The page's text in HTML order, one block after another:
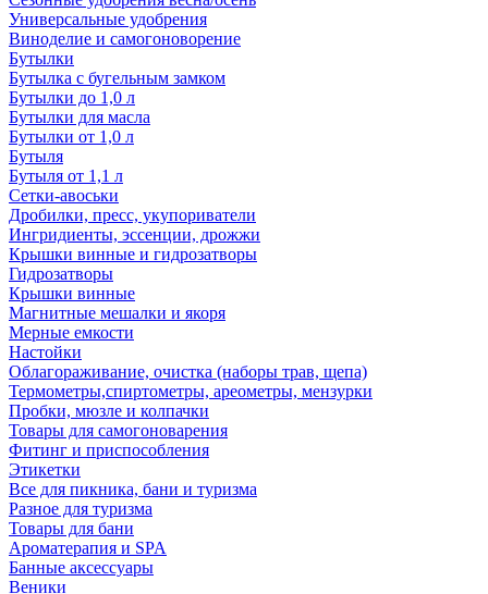
Универсальные удобрения
Виноделие и самогоноворение
Бутылки
Бутылка с бугельным замком
Бутылки до 1,0 л
Бутылки для масла
Бутылки от 1,0 л
Бутыля
Бутыля от 1,1 л
Сетки-авоськи
Дробилки, пресс, укупориватели
Ингридиенты, эссенции, дрожжи
Крышки винные и гидрозатворы
Гидрозатворы
Крышки винные
Магнитные мешалки и якоря
Мерные емкости
Настойки
Облагораживание, очистка (наборы трав, щепа)
Термометры,спиртометры, ареометры, мензурки
Пробки, мюзле и колпачки
Товары для самогоноварения
Фитинг и приспособления
Этикетки
Все для пикника, бани и туризма
Разное для туризма
Товары для бани
Ароматерапия и SPA
Банные аксессуары
Веники